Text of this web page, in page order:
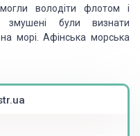
володіти флотом і
змушені були визнати
морі. Афінська морська